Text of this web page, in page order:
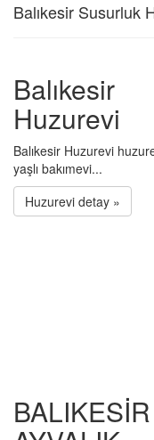
Balıkesir Susurluk
Balıkesir
Huzurevi
Balıkesir Huzurevi
yaşlı bakımevi...
Huzurevi detay »
BALIKESİR